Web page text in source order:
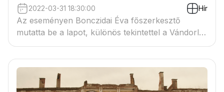
2022-03-31 18:30:00 Hír
Az eseményen Bonczidai Éva főszerkesztő
mutatta be a lapot, különös tekintettel a Vándorlás
és a legutóbbi Huszár témájú lapszámokra. Az
esemény vendége Margittai Gábor író,
irodalomtörténész, szerkesztő, riporter, kutató